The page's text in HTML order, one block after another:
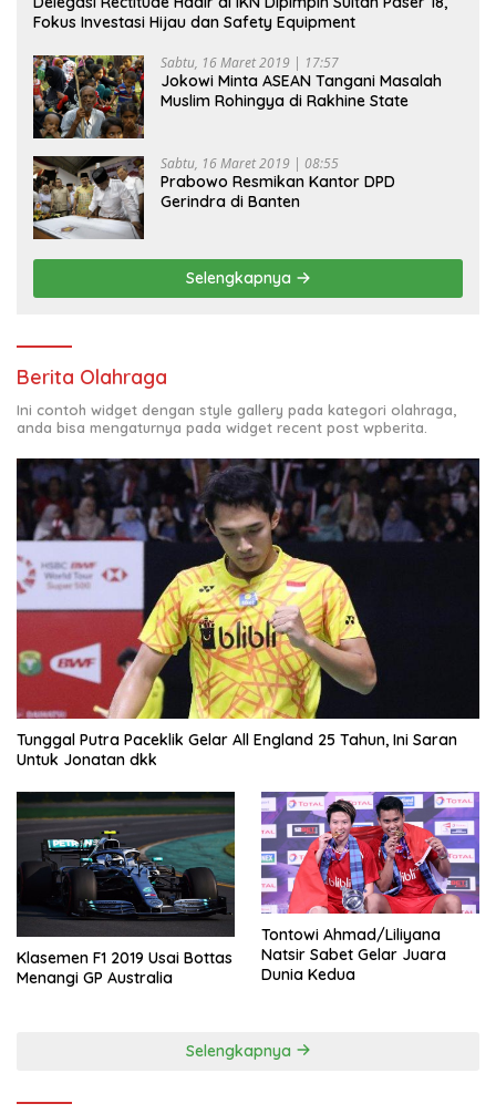
Fokus Investasi Hijau dan Safety Equipment
Sabtu, 16 Maret 2019 | 17:57
Jokowi Minta ASEAN Tangani Masalah
Muslim Rohingya di Rakhine State
Sabtu, 16 Maret 2019 | 08:55
Prabowo Resmikan Kantor DPD
Gerindra di Banten
Selengkapnya
Berita Olahraga
Ini contoh widget dengan style gallery pada kategori olahraga,
anda bisa mengaturnya pada widget recent post wpberita.
Tunggal Putra Paceklik Gelar All England 25 Tahun, Ini Saran
Untuk Jonatan dkk
Klasemen F1 2019 Usai Bottas
Menangi GP Australia
Tontowi Ahmad/Liliyana
Natsir Sabet Gelar Juara
Dunia Kedua
Selengkapnya